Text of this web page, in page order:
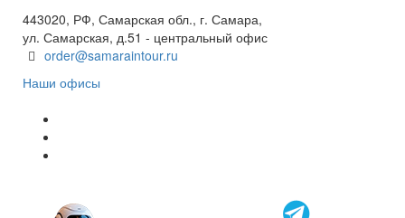
443020, РФ, Самарская обл., г. Самара,
ул. Самарская, д.51 - центральный офис
order@samaraintour.ru
Наши офисы